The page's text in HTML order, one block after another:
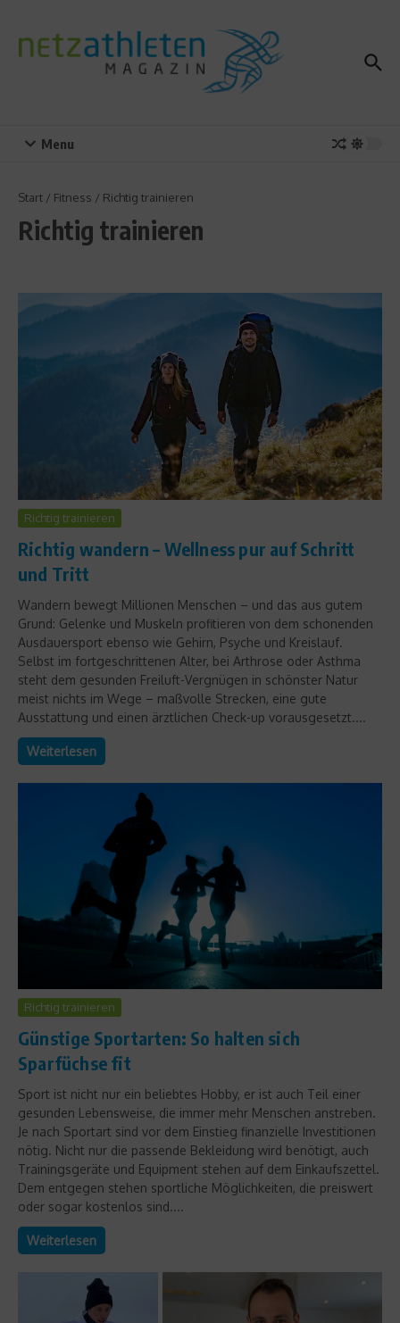
Menu
Start / Fitness / Richtig trainieren
Richtig trainieren
Richtig trainieren
Richtig wandern – Wellness pur auf Schritt
und Tritt
Wandern bewegt Millionen Menschen – und das aus gutem
Grund: Gelenke und Muskeln profitieren von dem schonenden
Ausdauersport ebenso wie Gehirn, Psyche und Kreislauf.
Selbst im fortgeschrittenen Alter, bei Arthrose oder Asthma
steht dem gesunden Freiluft-Vergnügen in schönster Natur
meist nichts im Wege – maßvolle Strecken, eine gute
Ausstattung und einen ärztlichen Check-up vorausgesetzt....
Weiterlesen
Richtig trainieren
Günstige Sportarten: So halten sich
Sparfüchse fit
Sport ist nicht nur ein beliebtes Hobby, er ist auch Teil einer
gesunden Lebensweise, die immer mehr Menschen anstreben.
Je nach Sportart sind vor dem Einstieg finanzielle Investitionen
nötig. Nicht nur die passende Bekleidung wird benötigt, auch
Trainingsgeräte und Equipment stehen auf dem Einkaufszettel.
Dem entgegen stehen sportliche Möglichkeiten, die preiswert
oder sogar kostenlos sind....
Weiterlesen